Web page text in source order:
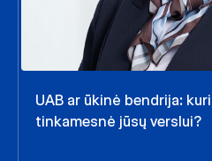
UAB ar ūkinė bendrija:
tinkamesnė jūsų verslui?